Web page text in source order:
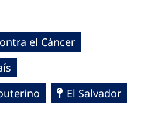
el Cáncer
El Salvador